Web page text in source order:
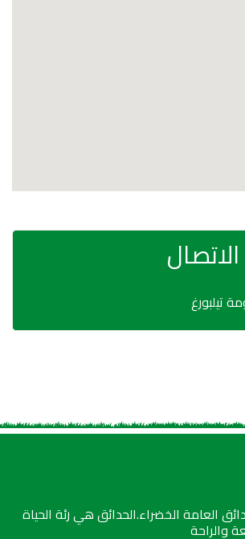
تيلبورغ
العامة الخضراء.الحدائق هي رئة الحياة
والراحة